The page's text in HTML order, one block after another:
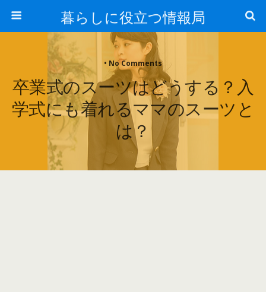
暮らしに役立つ情報局
• No Comments
卒業式のスーツはどうする？入
学式にも着れるママのスーツと
は？